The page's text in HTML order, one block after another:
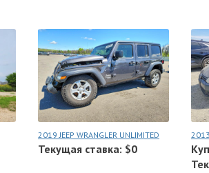
2019 JEEP WRANGLER UNLIMITED
Текущая ставка: $0